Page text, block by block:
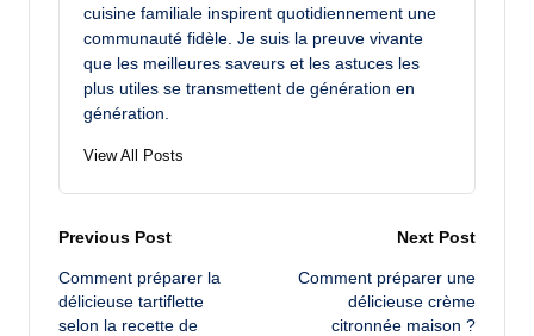
cuisine familiale inspirent quotidiennement une
communauté fidèle. Je suis la preuve vivante
que les meilleures saveurs et les astuces les
plus utiles se transmettent de génération en
génération.
View All Posts
Post
navigation
Previous Post
Comment préparer la
délicieuse tartiflette
selon la recette de
Next Post
Comment préparer une
délicieuse crème
citronnée maison ?